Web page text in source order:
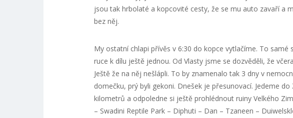
jsou tak hrbolaté a kopcovité cesty, že se mu auto zavaří a
bez něj.
My ostatní chlapi přívěs v 6:30 do kopce vytlačíme. To
ruce k dílu ještě jednou. Od Vlasty jsme se dozvěděli, že
Ještě že na něj nešlápli. To by znamenalo tak 3 dny v
domečku, prý byli gekoni. Dnešek je přesunovací. Jedeme
kilometrů a odpoledne si ještě prohlédnout ruiny Velkého
– Swadini Reptile Park – Diphuti – Dan – Tzaneen –